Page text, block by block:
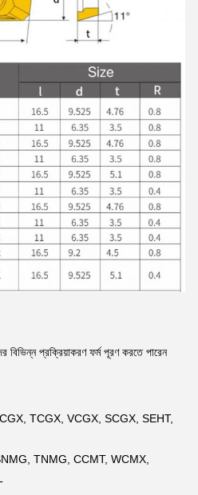
বিভিন্ন প্রক্রিয়াকরণ ফর্ম পূরণ করতে পারেন
DCGX, TCGX, VCGX, SCGX, SEHT,
SNMG, TNMG, CCMT, WCMX,